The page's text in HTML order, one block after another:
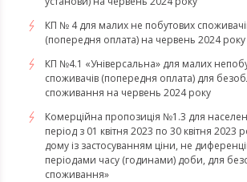
КП № 4 для малих не побутових
(попередня оплата) на червень 2024 року
КП №4.1 «Універсальна» для малих
споживачів (попередня оплата) для
споживання на червень 2024 року
​​​​​​​Комерційна пропозиція №1.3 для
період з 01 квітня 2023 по 30 квітня 2023
дому із застосуванням ціни, не
періодами часу (годинами) доби, для
споживання»